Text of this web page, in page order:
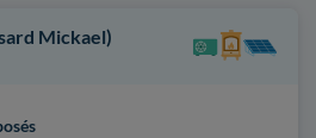
Mickael)